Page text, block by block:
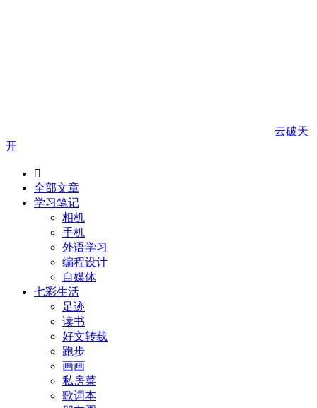
云破天
开

全部文章
学习笔记
相机
手机
外语学习
编程设计
自媒体
七彩生活
足迹
读书
好文转载
跑步
画画
私房菜
歌词本